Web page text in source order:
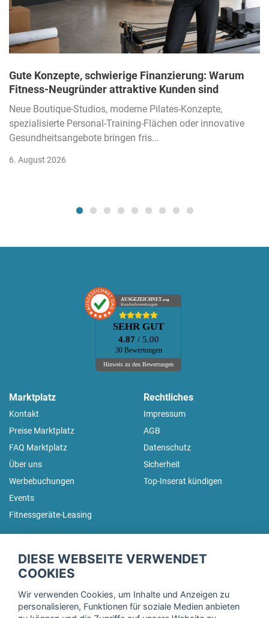
Gute Konzepte, schwierige Finanzierung: Warum
Fitness-Neugründer attraktive Kunden sind
Neue Boutique-Studios, moderne Pilates-Konzepte,
spezialisierte Personal-Training-Flächen oder innovative
Gesundheitsangebote bringen fris...
6. August 2026
AUSGEZEICHNET.org
Kundenbewertungen
SEHR GUT
4.87 / 5.00
30 Bewertungen
Hinweis zu den Bewertungen
Marktplatz
Kontakt
Preise Marktplatz
FAQ Marktplatz
Über uns
Werbebuchungen
Events
Fitnessgeräte-Leasing
Rechtliches
Impressum
AGB
Datenschutz
Sicherheit
Top-Inserat kündigen
Trage dich hier für unseren Newsletter ein und erhalte regelmäßig
DIESE WEBSEITE VERWENDET
COOKIES
Wir verwenden Cookies, um Inhalte und Anzeigen zu
personalisieren, Funktionen für soziale Medien anbieten